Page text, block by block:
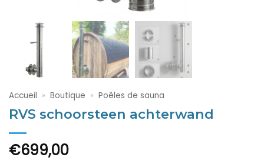
Accueil » Boutique » Poêles de sauna
RVS schoorsteen achterwand
€699,00